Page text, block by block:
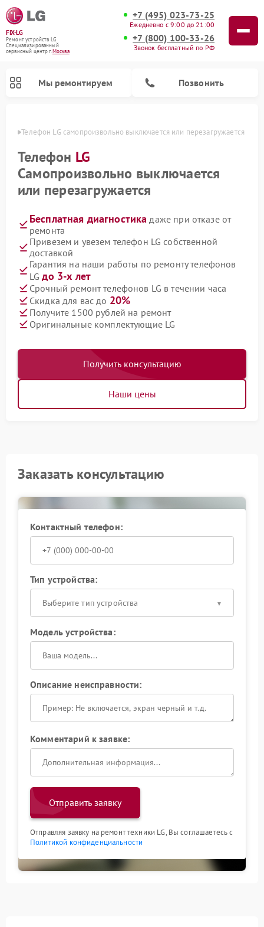
FIX-LG
Ремонт устройств LG
Специализированный
cервисный центр г.Москва
+7 (495) 023-73-25
Ежедневно с 9:00 до 21:00
+7 (800) 100-33-26
Звонок бесплатный по РФ
Мы ремонтируем Позвонить
Телефон LG самопроизвольно выключается или перезагружается
Телефон LG
Самопроизвольно выключается
или перезагружается
Бесплатная диагностика даже при отказе от
ремонта
Привезем и увезем телефон LG собственной
доставкой
Гарантия на наши работы по ремонту телефонов
LGдо 3-х лет
Срочный ремонт телефонов LG в течении часа
Скидка для вас до 20%
Получите 1500 рублей на ремонт
Оригинальные комплектующие LG
Получить консультацию
Наши цены
Заказать консультацию
Контактный телефон:
Тип устройства:
Выберите тип устройства
Модель устройства:
Описание неисправности:
Комментарий к заявке:
Отправить заявку
Отправляя заявку на ремонт техники LG, Вы соглашаетесь с
Политикой конфиденциальности